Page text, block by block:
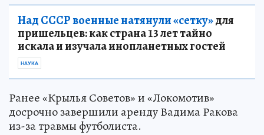
Над СССР военные натянули «сетку»для
пришельцев: как страна 13 лет тайно
искала и изучала инопланетных гостей
НАУКА
Ранее «Крылья Советов» и «Локомотив»
досрочно завершили аренду Вадима Ракова
из-за травмы футболиста.